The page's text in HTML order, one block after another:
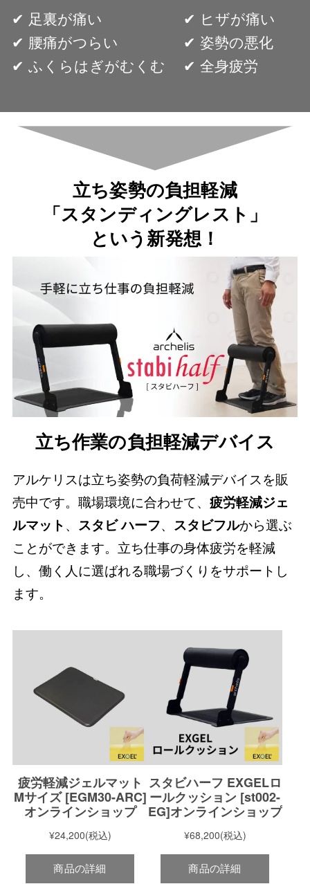
✔︎ 足裏が痛い
✔︎ 腰痛がつらい
✔︎ ふくらはぎがむくむ
✔︎ ヒザが痛い
✔︎ 姿勢の悪化
✔︎ 全身疲労
立ち姿勢の負担軽減
「スタンディングレスト」
という新発想！
立ち作業の負担軽減デバイス
アルケリスは立ち姿勢の負荷軽減デバイスを販
売中です。職場環境に合わせて、 疲労軽減ジェ
ルマット、 スタビ ハーフ、 スタビフルから選ぶ
ことができます。立ち仕事の身体疲労を軽減
し、働く人に選ばれる職場づくりをサポートし
ます。